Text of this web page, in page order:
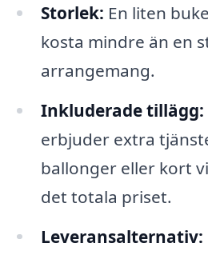
Storlek: En liten
kosta mindre än en
arrangemang.
Inkluderade tillägg:
erbjuder extra
ballonger eller kort
det totala priset.
Leveransalternativ: